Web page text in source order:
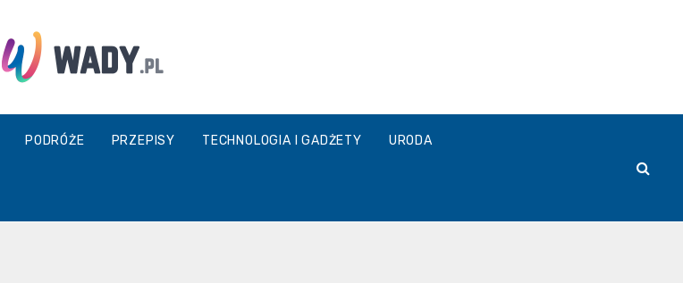
wady.pl
PODRÓŻE PRZEPISY TECHNOLOGIA I GADŻETY URODA